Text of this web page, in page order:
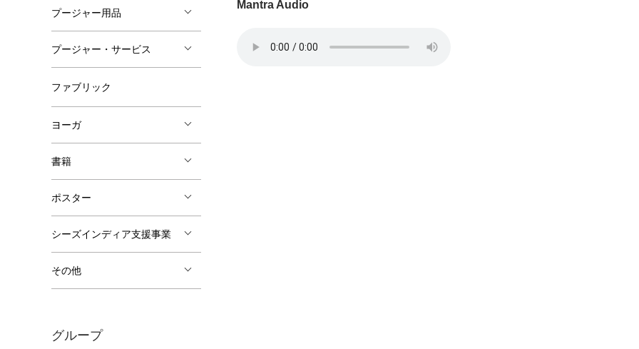
Mantra Audio
プージャー用品
プージャー・サービス
ファブリック
ヨーガ
書籍
ポスター
シーズインディア支援事業
その他
グループ